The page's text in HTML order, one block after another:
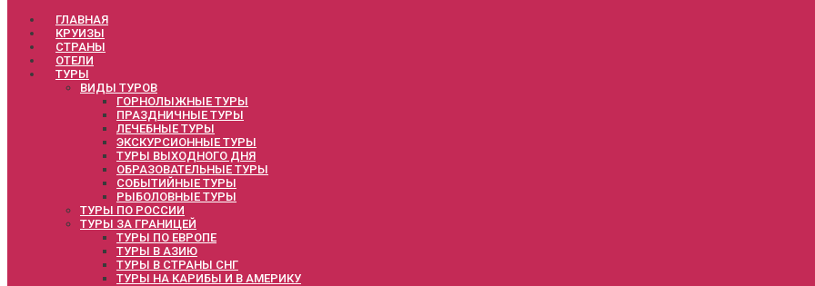
ГЛАВНАЯ
КРУИЗЫ
СТРАНЫ
ОТЕЛИ
ТУРЫ
ВИДЫ ТУРОВ
ГОРНОЛЫЖНЫЕ ТУРЫ
ПРАЗДНИЧНЫЕ ТУРЫ
ЛЕЧЕБНЫЕ ТУРЫ
ЭКСКУРСИОННЫЕ ТУРЫ
ТУРЫ ВЫХОДНОГО ДНЯ
ОБРАЗОВАТЕЛЬНЫЕ ТУРЫ
СОБЫТИЙНЫЕ ТУРЫ
РЫБОЛОВНЫЕ ТУРЫ
ТУРЫ ПО РОССИИ
ТУРЫ ЗА ГРАНИЦЕЙ
ТУРЫ ПО ЕВРОПЕ
ТУРЫ В АЗИЮ
ТУРЫ В СТРАНЫ СНГ
ТУРЫ НА КАРИБЫ И В АМЕРИКУ